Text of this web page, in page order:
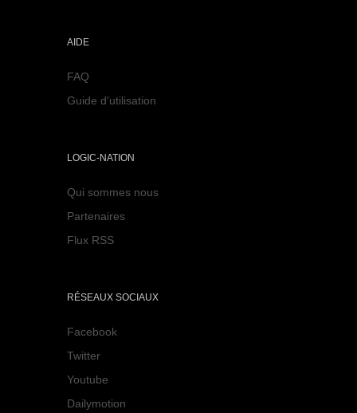
AIDE
FAQ
Guide d'utilisation
LOGIC-NATION
Qui sommes nous
Partenaires
Flux RSS
RÉSEAUX SOCIAUX
Facebook
Twitter
Youtube
Dailymotion